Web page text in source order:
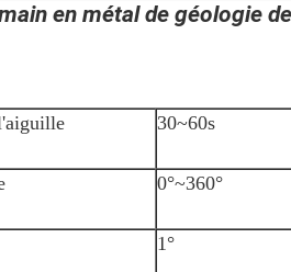
en métal de géologie
30~60s
0°~360°
1°